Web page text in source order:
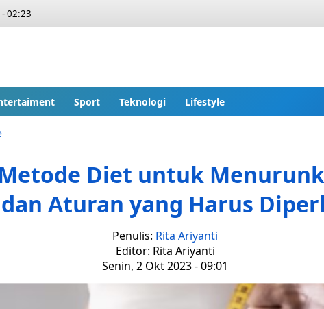
02:23
Sport Teknologi Lifestyle
Diet untuk
Aturan yang Harus
Penulis: Rita Ariyanti
Editor: Rita Ariyanti
Senin, 2 Okt 2023 - 09:01